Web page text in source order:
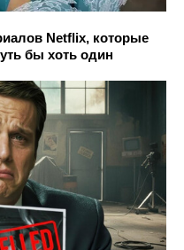
Netflix, которые
бы хоть один